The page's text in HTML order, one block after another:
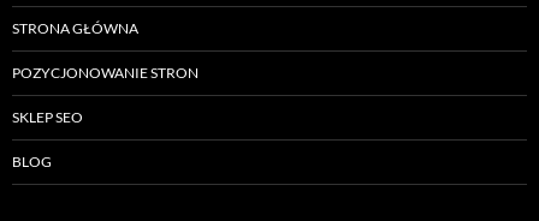
STRONA GŁÓWNA
POZYCJONOWANIE STRON
SKLEP SEO
BLOG